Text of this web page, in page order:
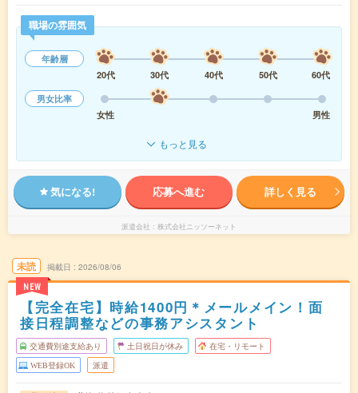
職場の雰囲気
年齢層
20代
30代 40代 50代
60代
男女比率
女性
男性
もっと見る
気になる! 応募へ進む 詳しく見る
派遣会社 株式会社ニッソーネット
未読
NEW
掲載日 2026/08/06
【完全在宅】時給1400円＊メールメイン！面
接日程調整などの事務アシスタント
交通費別途支給あり 土日祝日が休み 在宅・リモート
WEB登録OK 派遣